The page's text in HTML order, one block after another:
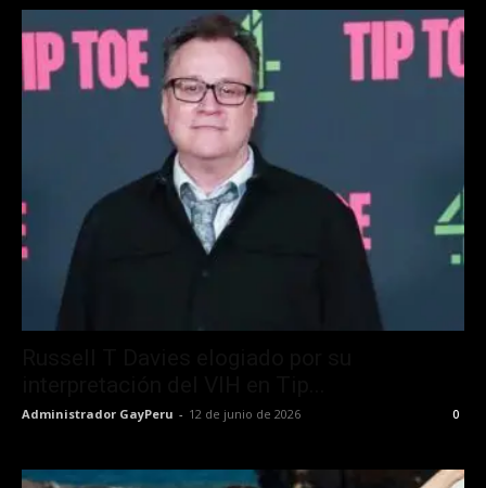
Administrador GayPeru - 12 de junio de 2026 0